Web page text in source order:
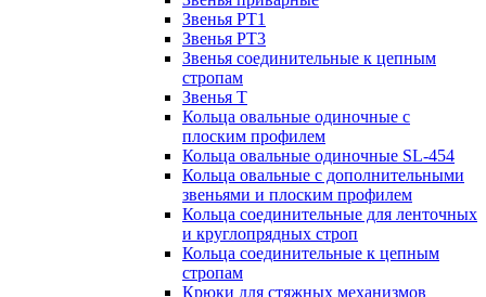
Звенья РТ1
Звенья РТ3
Звенья соединительные к цепным
стропам
Звенья Т
Кольца овальные одиночные c
плоским профилем
Кольца овальные одиночные SL-454
Кольца овальные с дополнительными
звеньями и плоским профилем
Кольца соединительные для ленточных
и круглопрядных строп
Кольца соединительные к цепным
стропам
Крюки для стяжных механизмов